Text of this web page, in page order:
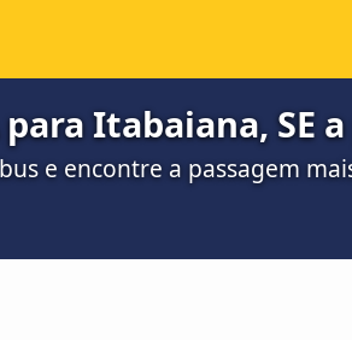
Itabaiana, SE
e encontre a passagem